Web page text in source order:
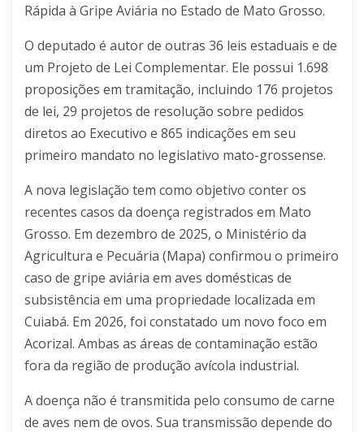
Rápida à Gripe Aviária no Estado de Mato Grosso.
O deputado é autor de outras 36 leis estaduais e de
um Projeto de Lei Complementar. Ele possui 1.698
proposições em tramitação, incluindo 176 projetos
de lei, 29 projetos de resolução sobre pedidos
diretos ao Executivo e 865 indicações em seu
primeiro mandato no legislativo mato-grossense.
A nova legislação tem como objetivo conter os
recentes casos da doença registrados em Mato
Grosso. Em dezembro de 2025, o Ministério da
Agricultura e Pecuária (Mapa) confirmou o primeiro
caso de gripe aviária em aves domésticas de
subsistência em uma propriedade localizada em
Cuiabá. Em 2026, foi constatado um novo foco em
Acorizal. Ambas as áreas de contaminação estão
fora da região de produção avícola industrial.
A doença não é transmitida pelo consumo de carne
de aves nem de ovos. Sua transmissão depende do